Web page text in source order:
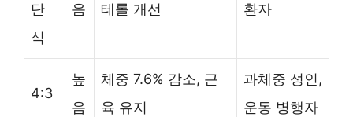
단
식
음
테롤 개선
환자
4:3
높
음
체중 7.6% 감소, 근
육 유지
과체중 성인,
운동 병행자